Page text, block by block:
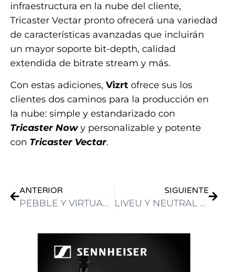
infraestructura en la nube del cliente,
Tricaster Vectar pronto ofrecerá una variedad
de características avanzadas que incluirán
un mayor soporte bit-depth, calidad
extendida de bitrate stream y más.
Con estas adiciones, Vizrt ofrece sus los
clientes dos caminos para la producción en
la nube: simple y estandarizado con
Tricaster Nowy personalizable y potente
con Tricaster Vectar.
ANTERIOR
PEBBLE Y VIRTUAL AI SE UNEN PARA OFRECER SOLUCIONES FAST A LA INDUSTRIA BROADCAST
SIGUIENTE
LIVEU Y NEUTRAL WIRELESS PRESENTAN FLUJOS DE TRABAJO PRIVADOS 5G PIONEROS EN IBC2023